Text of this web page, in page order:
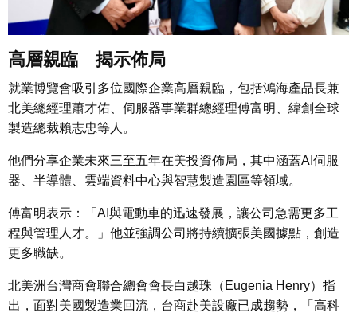
高層親臨 揭示佈局
就業博覽會吸引多位國際企業高層親臨，包括鴻海產品長兼
北美總經理蕭才佑、伺服器事業群總經理傅富明、緯創全球
製造總裁賴志忠等人。
他們分享企業未來三至五年在美投資佈局，其中涵蓋AI伺服
器、半導體、雲端資料中心與智慧製造園區等領域。
傅富明表示：「AI與電動車的迅速發展，讓公司急需更多工
程與管理人才。」他並強調公司將持續擴張美國據點，創造
更多職缺。
北美洲台灣商會聯合總會會長白越珠（Eugenia Henry）指
出，面對美國製造業回流，台商赴美設廠已成趨勢，「高科